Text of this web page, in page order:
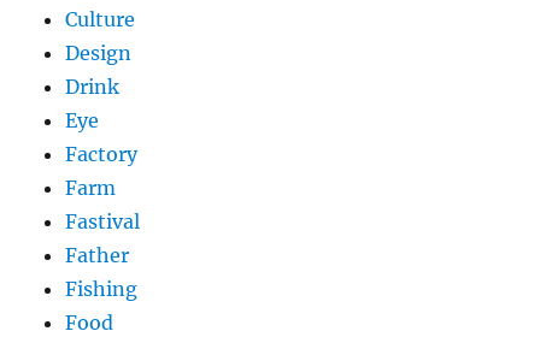
Culture
Design
Drink
Eye
Factory
Farm
Fastival
Father
Fishing
Food